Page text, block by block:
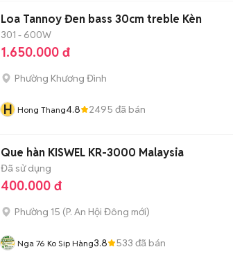
Loa Tannoy Đen bass 30cm treble Kèn
301 - 600W
1.650.000 đ
Phường Khương Đình
H Hong Thang4.8 2495 đã bán
Que hàn KISWEL KR-3000 Malaysia
Đã sử dụng
400.000 đ
Phường 15 (P. An Hội Đông mới)
Nga 76 Ko Sip Hàng3.8 533 đã bán